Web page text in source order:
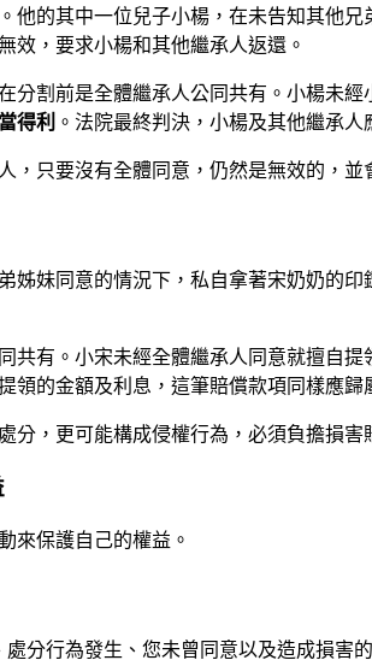
他的其中一位兒子小楊，在未告知其他
效，要求小楊和其他繼承人返還。
分割前是全體繼承人公同共有。小楊未
得利 。法院最終判決，小楊及其他繼承
，只要沒有全體同意，仍然是無效的，並
姊妹同意的情況下，私自拿著宋奶奶的
共有。小宋未經全體繼承人同意就擅自
領的金額及利息，這筆賠償款項同樣應歸
分，更可能構成侵權行為，必須負擔損害
來保護自己的權益。
處分行為發生、您未曾同意以及造成損